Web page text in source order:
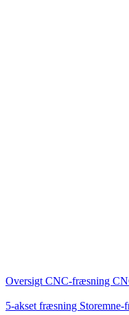
Oversigt CNC-fræsning
5-akset fræsning